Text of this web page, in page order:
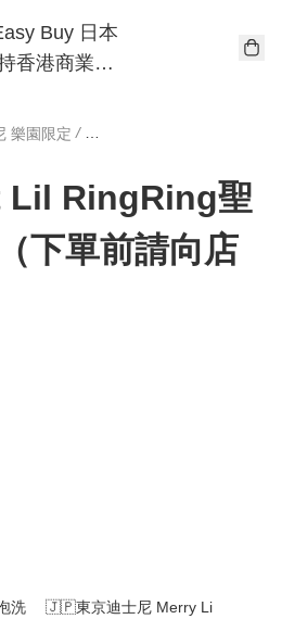
Buy 日本
香港商業登
樂園限定 /
Lil RingRing聖
下單前請向店
洗
🇯🇵東京迪士尼 Merry Li